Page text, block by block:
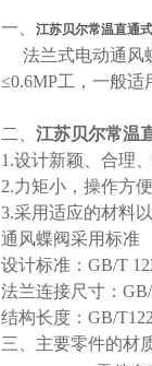
一、 江苏贝尔常温直通
法兰式电动通风
≤0.6MP工，一般适
二、 江苏贝尔常温
1.设计新颖、合理
2.力矩小，操作方
3.采用适应的材料
通风蝶阀采用标准
设计标准：GB/T
法兰连接尺寸：GB/
结构长度：GB/
三、主要零件的材